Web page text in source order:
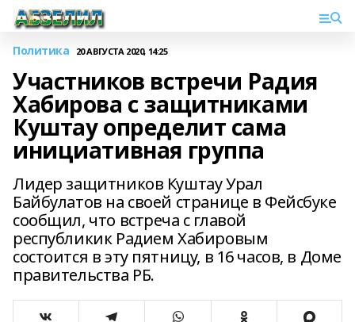
Политика 20 АВГУСТА 2020, 14:25
Участников встречи Радия
Хабирова с защитниками
Куштау определит сама
инициативная группа
Лидер защитников Куштау Урал
Байбулатов на своей странице в Фейсбуке
сообщил, что встреча с главой
республикик Радием Хабировым
состоится в эту пятницу, в 16 часов, в Доме
правительства РБ.